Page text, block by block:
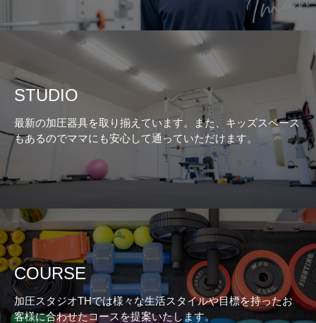
STUDIO
最新の加圧器具を取り揃えています。また、キッズスペース
もあるのでママにも安心して通っていただけます。
COURSE
加圧スタジオTHでは様々な生活スタイルや目標を持ったお
客様に合わせたコースを提案いたします。